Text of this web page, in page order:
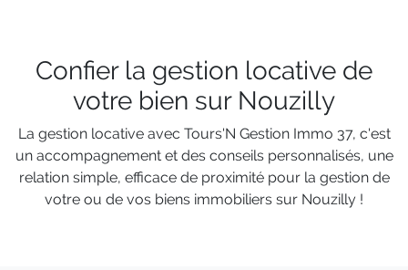
Confier la gestion locative de
votre bien sur Nouzilly
La gestion locative avec Tours'N Gestion Immo 37, c'est
un accompagnement et des conseils personnalisés, une
relation simple, efficace de proximité pour la gestion de
votre ou de vos biens immobiliers sur Nouzilly !